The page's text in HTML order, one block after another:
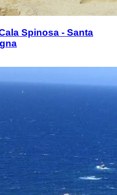
Spinosa - Santa